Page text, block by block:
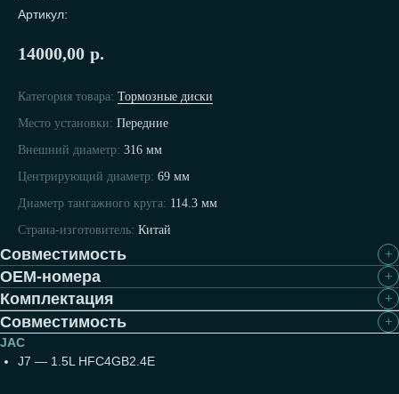
Артикул:
14000,00 р.
Категория товара: Тормозные диски
Место установки: Передние
Внешний диаметр: 316 мм
Центрирующий диаметр: 69 мм
Диаметр тангажного круга: 114.3 мм
Страна-изготовитель: Китай
Совместимость
OEM-номера
Комплектация
Совместимость
JAC
J7 — 1.5L HFC4GB2.4E
Подробнее о компании
Задаём мировые
стандарты 70 лет